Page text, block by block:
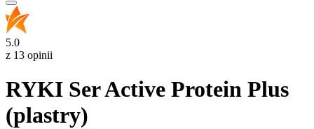
5.0
z 13 opinii
RYKI Ser Active Protein Plus
(plastry)